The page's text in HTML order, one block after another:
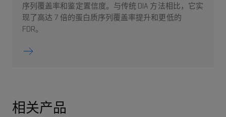
序列覆盖率和鉴定置信度。与传统 DIA 方法相比，它实
现了高达 7 倍的蛋白质序列覆盖率提升和更低的
FDR。
相关产品